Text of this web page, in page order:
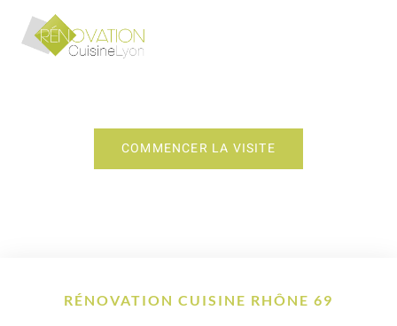
COMMENCER LA VISITE
RÉNOVATION CUISINE RHÔNE 69